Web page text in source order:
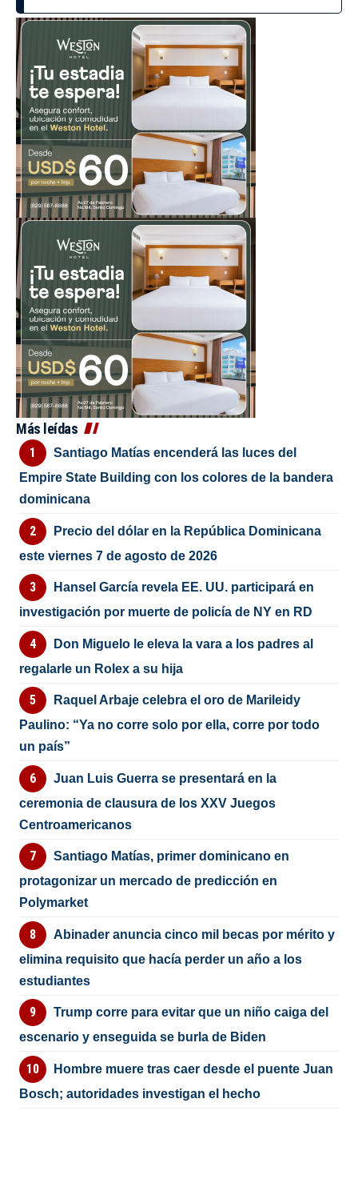
Más leídas
Santiago Matías encenderá las luces del
Empire State Building con los colores de la bandera
dominicana
Precio del dólar en la República Dominicana
este viernes 7 de agosto de 2026
Hansel García revela EE. UU. participará en
investigación por muerte de policía de NY en RD
Don Miguelo le eleva la vara a los padres al
regalarle un Rolex a su hija
Raquel Arbaje celebra el oro de Marileidy
Paulino: “Ya no corre solo por ella, corre por todo
un país”
Juan Luis Guerra se presentará en la
ceremonia de clausura de los XXV Juegos
Centroamericanos
Santiago Matías, primer dominicano en
protagonizar un mercado de predicción en
Polymarket
Abinader anuncia cinco mil becas por mérito y
elimina requisito que hacía perder un año a los
estudiantes
Trump corre para evitar que un niño caiga del
escenario y enseguida se burla de Biden
Hombre muere tras caer desde el puente Juan
Bosch; autoridades investigan el hecho